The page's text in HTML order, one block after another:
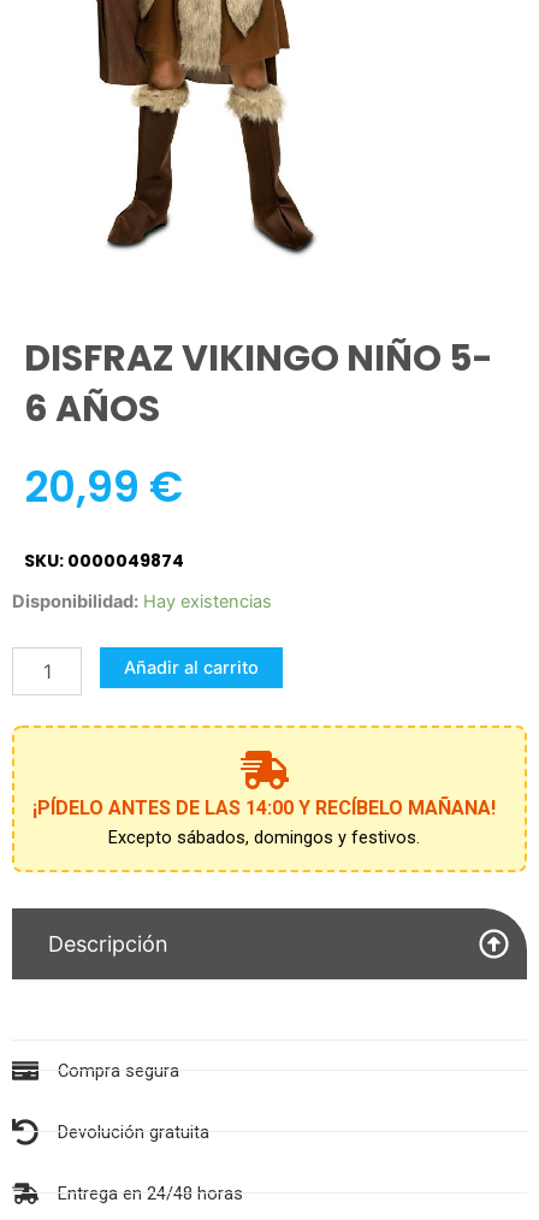
DISFRAZ VIKINGO NIÑO 5-
6 AÑOS
20,99 €
SKU: 0000049874
Disponibilidad: Hay existencias
DISFRAZ
NIÑO
6
cantidad
Añadir al carrito
¡PÍDELO ANTES DE LAS 14:00 Y RECÍBELO MAÑANA!
Excepto sábados, domingos y festivos.
Descripción
Compra segura
Devolución gratuita
Entrega en 24/48 horas